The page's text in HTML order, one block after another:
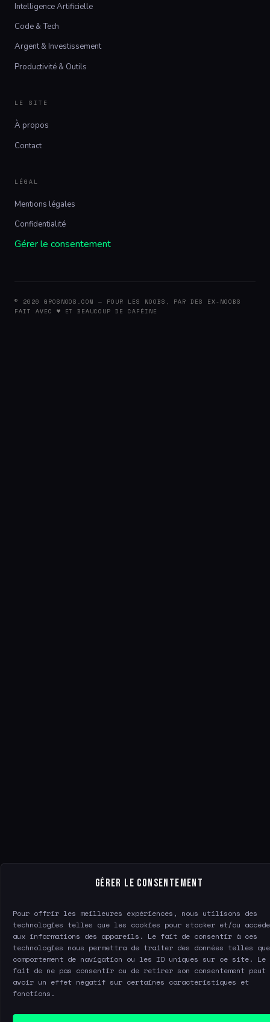
Gérer le consentement
Pour offrir les meilleures expériences, nous utilisons des
technologies telles que les cookies pour stocker et/ou
aux informations des appareils. Le fait de consentir à ces
technologies nous permettra de traiter des données telles
comportement de navigation ou les ID uniques sur ce site. Le
fait de ne pas consentir ou de retirer son consentement peut
avoir un effet négatif sur certaines caractéristiques et
fonctions.
Intelligence Artificielle
Code & Tech
Argent & Investissement
Productivité & Outils
LE SITE
À propos
Contact
LÉGAL
Mentions légales
Confidentialité
Gérer le consentement
© 2026 GROSNOOB.COM — POUR LES NOOBS, PAR DES EX-NOOBS
FAIT AVEC ♥ ET BEAUCOUP DE CAFÉINE